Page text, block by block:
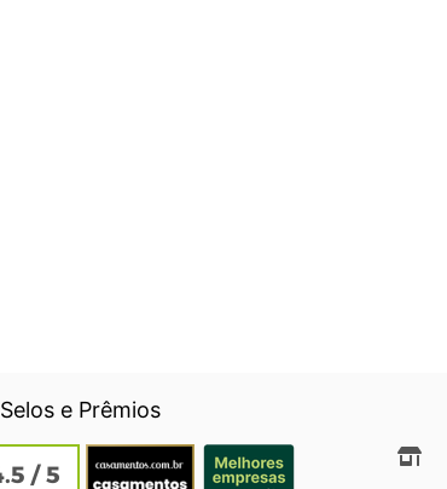
Selos e Prêmios